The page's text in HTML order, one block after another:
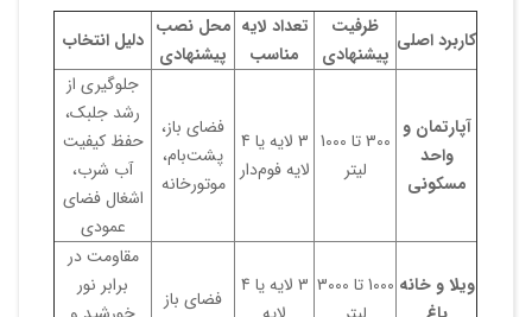
3731352
مخزن 1000 لیتری
عمودی بلند
80
220
197
دانلود
فایل
مخزن 1500 لیتری
144
دانلود
فایل
3731401
مخزن 1500 لیتری
عمودی بلند
210
185
دانلود
مخزن 2000 لیتری
50)
115
دانلود
فایل
1131421
عمودی
134
دانلود
فایل
کاربرد اصلی
ظرفیت
پیشنهادی
تعداد لایه
مناسب
محل نصب
پیشنهادی
دلیل انتخاب
آپارتمان و
واحد
مسکونی
300 تا 1000
لیتر
3 لایه یا 4
لایه فوم‌دار
فضای باز،
پشت‌بام،
موتورخانه
جلوگیری از
رشد جلبک،
حفظ کیفیت
آب شرب،
اشغال فضای
عمودی
ویلا و خانه
1000 تا 3000
3 لایه یا 4
فضای باز
مقاومت در
برابر نور